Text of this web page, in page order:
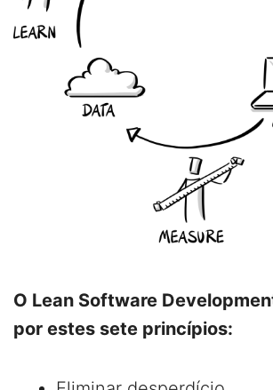
O Lean Software
por estes sete princípios: